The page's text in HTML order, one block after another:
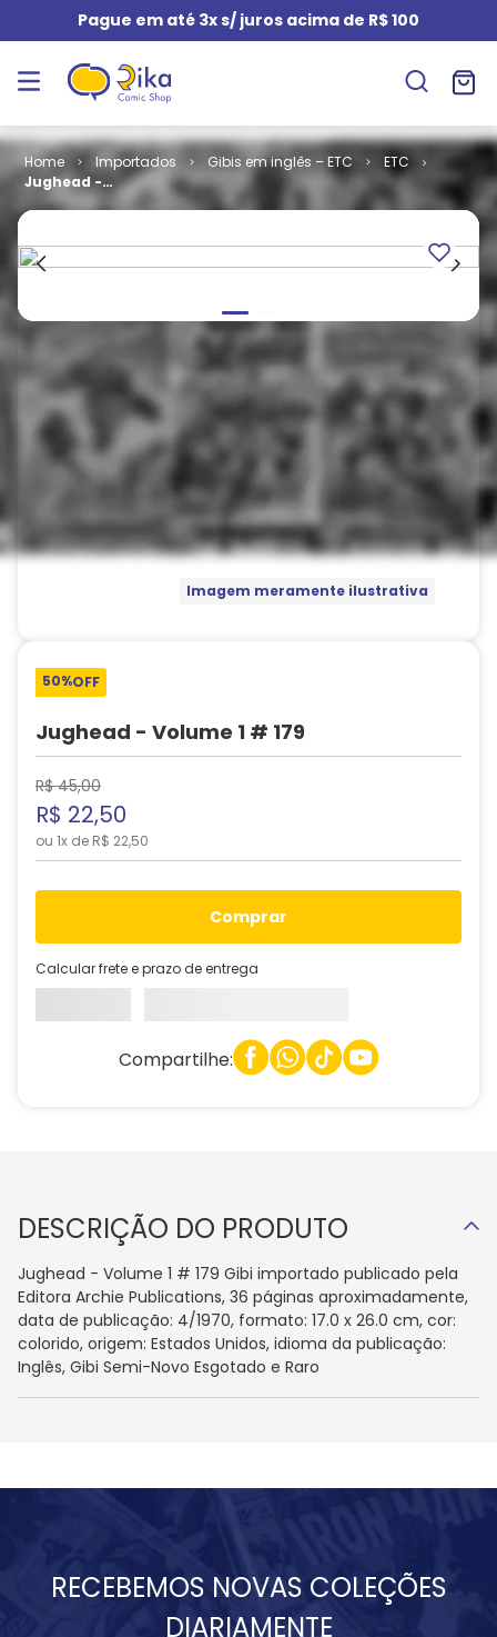
Pague em até 3x s/ juros acima de R$ 100
Importados Gibis em inglês – ETC
ETC
Jughead -
Volume 1 # 179
Imagem meramente ilustrativa
50%OFF
Jughead - Volume 1 # 179
R$ 45,00
R$ 22,50
ou 1x de R$ 22,50
comprar
Calcular frete e prazo de entrega
Compartilhe:
DESCRIÇÃO DO PRODUTO
Jughead - Volume 1 # 179 Gibi importado publicado pela
Editora Archie Publications, 36 páginas aproximadamente,
data de publicação: 4/1970, formato: 17.0 x 26.0 cm, cor:
colorido, origem: Estados Unidos, idioma da publicação:
Inglês, Gibi Semi-Novo Esgotado e Raro
RECEBEMOS NOVAS COLEÇÕES
DIARIAMENTE